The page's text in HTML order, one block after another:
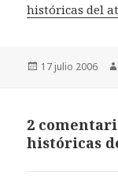
históricas del
Publicado
17 julio 2006
2
históricas